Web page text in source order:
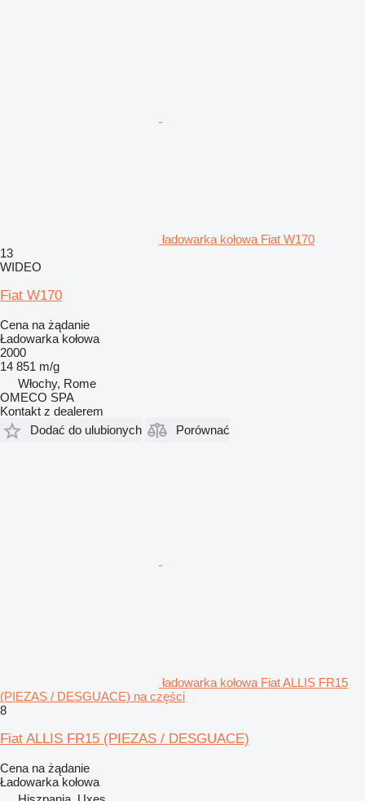
ładowarka kołowa Fiat W170
13
WIDEO
Fiat W170
Cena na żądanie
Ładowarka kołowa
2000
14 851 m/g
Włochy, Rome
OMECO SPA
Kontakt z dealerem
Dodać do ulubionych
Porównać
ładowarka kołowa Fiat ALLIS FR15
(PIEZAS / DESGUACE) na części
8
Fiat ALLIS FR15 (PIEZAS / DESGUACE)
Cena na żądanie
Ładowarka kołowa